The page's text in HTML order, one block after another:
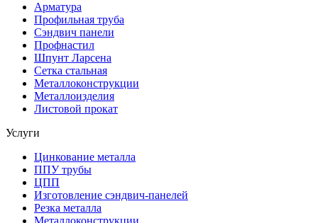
Арматура
Профильная труба
Сэндвич панели
Профнастил
Шпунт Ларсена
Сетка стальная
Металлоконструкции
Металлоизделия
Листовой прокат
Услуги
Цинкование металла
ППУ трубы
ЦПП
Изготовление сэндвич-панелей
Резка металла